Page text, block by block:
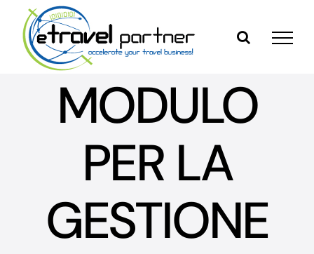
content
MODULO
PER LA
GESTIONE